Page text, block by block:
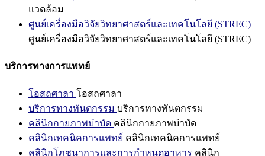
แวดล้อม
ศูนย์เครื่องมือวิจัยวิทยาศาสตร์และเทคโนโลยี (STREC)
ศูนย์เครื่องมือวิจัยวิทยาศาสตร์และเทคโนโลยี (STREC)
บริการทางการแพทย์
โอสถศาลา โอสถศาลา
บริการทางทันตกรรม บริการทางทันตกรรม
คลินิกกายภาพบำบัด คลินิกกายภาพบำบัด
คลินิกเทคนิคการแพทย์ คลินิกเทคนิคการแพทย์
คลินิกโภชนาการและการกำหนดอาหาร คลินิก